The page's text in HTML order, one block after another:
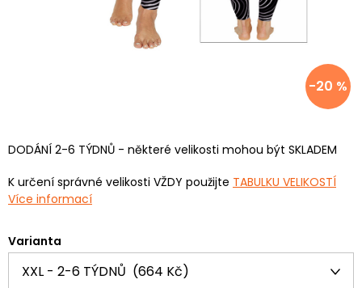
-20 %
DODÁNÍ 2-6 TÝDNŮ - některé velikosti mohou být SKLADEM
K určení správné velikosti VŽDY použijte TABULKU VELIKOSTÍ
Více informací
Varianta